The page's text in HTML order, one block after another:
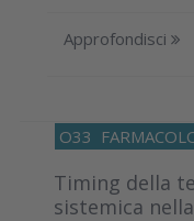
Approfondisci
O33
Timing della
sistemica